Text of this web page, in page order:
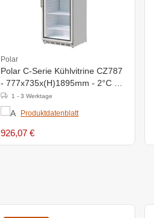
Polar
Polar C-Serie Kühlvitrine CZ787
- 777x735x(H)1895mm - 2°C bis
8°C1 - 3 Werktage
Produktdatenblatt
926,07 €